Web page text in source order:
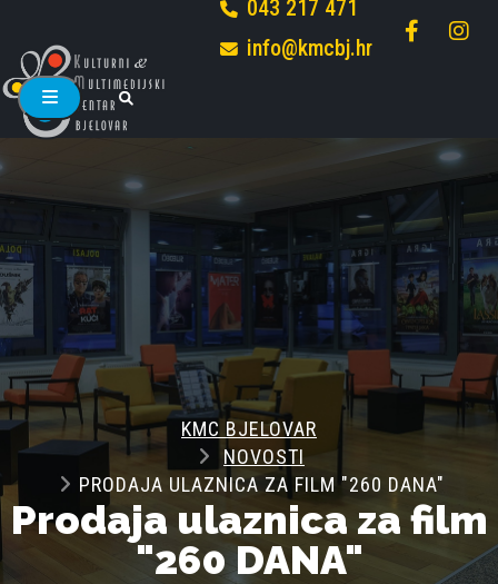
043 217 471
info@kmcbj.hr
Prodaja ulaznica za film
"260 DANA"
KMC BJELOVAR
NOVOSTI
PRODAJA ULAZNICA ZA FILM "260 DANA"